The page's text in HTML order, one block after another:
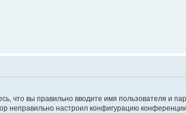
что вы правильно вводите имя пользователя и
неправильно настроил конфигурацию